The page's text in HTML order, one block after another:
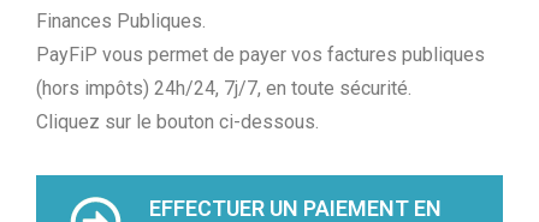
Finances Publiques.
PayFiP vous permet de payer vos factures publiques
(hors impôts) 24h/24, 7j/7, en toute sécurité.
Cliquez sur le bouton ci-dessous.
EFFECTUER UN PAIEMENT EN